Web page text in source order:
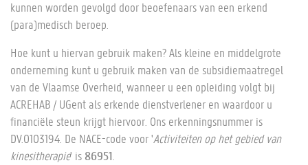
kunnen worden gevolgd door beoefenaars van een erkend
(para)medisch beroep.
Hoe kunt u hiervan gebruik maken? Als kleine en middelgrote
onderneming kunt u gebruik maken van de subsidiemaatregel
van de Vlaamse Overheid, wanneer u een opleiding volgt bij
ACREHAB / UGent als erkende dienstverlener en waardoor u
financiële steun krijgt hiervoor. Ons erkenningsnummer is
DV.O103194. De NACE-code voor 'Activiteiten op het gebied van
kinesitherapie' is 86951.